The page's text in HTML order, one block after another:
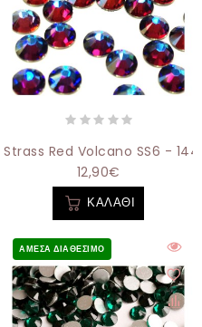
Νυχιών Blue
Strass Red Volcano SS6 -
12,90€
ΚΑΛΆΘΙ
ΆΜΕΣΑ ΔΙΑΘΈΣΙΜΟ